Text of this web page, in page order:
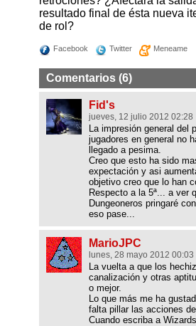
resultado final de ésta nueva
de rol?
Facebook Twitter Meneame
Comentarios (6)
Fid's
jueves, 12 julio 2012 02:28
La impresión general del
jugadores en general no
llegado a pesima.
Creo que esto ha sido
expectación y asi
objetivo creo que lo han
Respecto a la 5ª... a ver
Dungeoneros pringaré
eso pase...
MarioJPC
lunes, 28 mayo 2012 00:03
La vuelta a que los
canalización y otras
o mejor.
Lo que más me ha
falta pillar las acciones
Cuando escriba a